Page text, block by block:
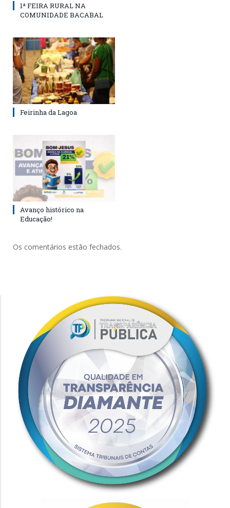
1ª FEIRA RURAL NA
COMUNIDADE BACABAL
Feirinha da Lagoa
Avanço histórico na
Educação!
Os comentários estão fechados.